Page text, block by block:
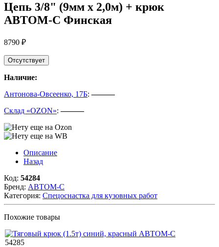
Цепь 3/8" (9мм х 2,0м) + крюк
АВТОМ-С Финская
8790 ₽
Отсутствует
Наличие:
Антонова-Овсеенко, 17Б:———
Склад «OZON»:———
Описание
Назад
Код: 54284
Бренд: АВТОМ-С
Категория: Спецоснастка для кузовных работ
Похожие товары
54285